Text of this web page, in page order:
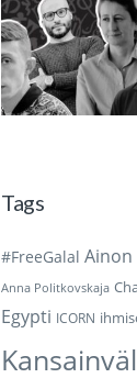
Tags
#FreeGalal
Anna Politkovskaja
Egypti ICORN